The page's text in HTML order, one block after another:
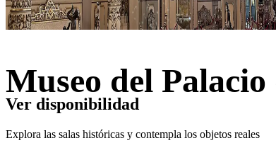
Museo del Palacio
Explora las salas históricas y contempla los objetos reales
Ver disponibilidad